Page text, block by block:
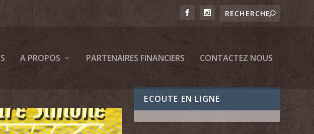
A PROPOS PARTENAIRES FINANCIERS CONTACTEZ NOUS
ECOUTE EN LIGNE